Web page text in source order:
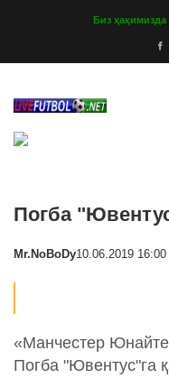
Биз ҳақимизда
Погба
Mr.NoBoDy10.06.2019 16:00
«Манчестер
Погба "Ювентус"га